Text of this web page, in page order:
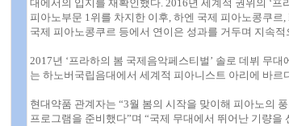
대에서의 입지를 재확인했다. 2016년 세계적 권위의 ‘
피아노부문 1위를 차지한 이후, 하엔 국제 피아노콩쿠
국제 피아노콩쿠르 등에서 연이은 성과를 거두며 지속
2017년 ‘프라하의 봄 국제음악페스티벌’ 솔로 데뷔 무
는 하노버국립음대에서 세계적 피아니스트 아리에 바르
현대약품 관계자는 “3월 봄의 시작을 맞이해 피아노의
프로그램을 준비했다”며 “국제 무대에서 뛰어난 기량